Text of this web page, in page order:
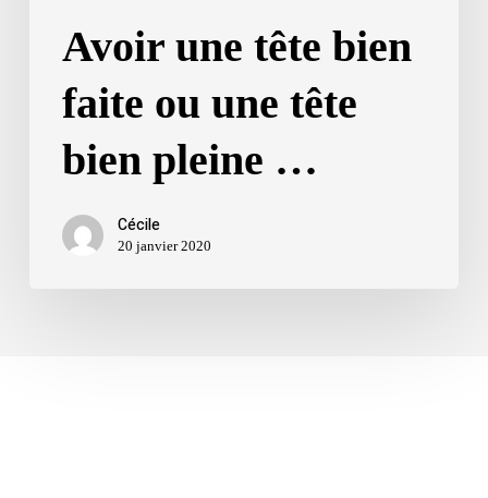
Avoir une tête bien
faite ou une tête
bien pleine …
Cécile
20 janvier 2020